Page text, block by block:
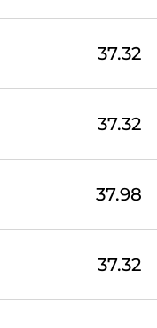
37.32
37.32
37.98
37.32